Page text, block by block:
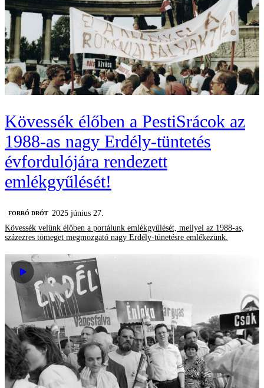
Kövessék élőben a PestiSrácok az
1988-as nagy Erdély-tüntetés
évfordulójára rendezett
emlékgyűlését!
FORRÓ DRÓT 2025 június 27.
Kövessék velünk élőben a portálunk emlékgyűlését, mellyel az 1988-as,
százezres tömeget megmozgató nagy Erdély-tünetésre emlékezünk.